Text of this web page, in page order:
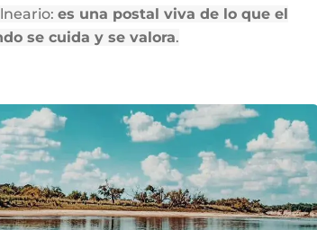
es una postal viva de lo que el
se cuida y se valora.